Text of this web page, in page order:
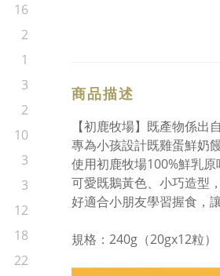
16
2
1
3
2
10
3
3
12
18
22
商品描述
【初鹿牧場】既產物係出
專為小孩設計既雞蛋鮮奶
使用初鹿牧場100%鮮乳
可愛既鵝黃色、小巧造型
好適合小朋友學習握食，
規格：240g（20gx12粒）